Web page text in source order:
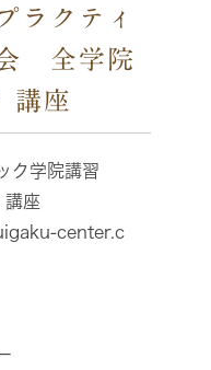
ラクティ
全学院
講座
ク学院講習
座
center.c